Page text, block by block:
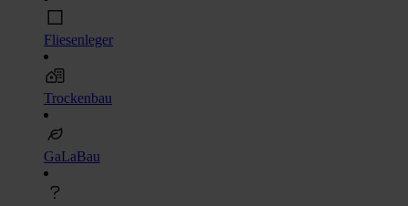
Fliesenleger
Trockenbau
GaLaBau